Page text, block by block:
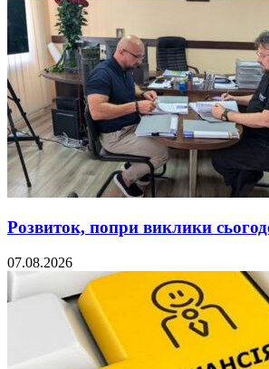
Розвиток, попри виклики
07.08.2026